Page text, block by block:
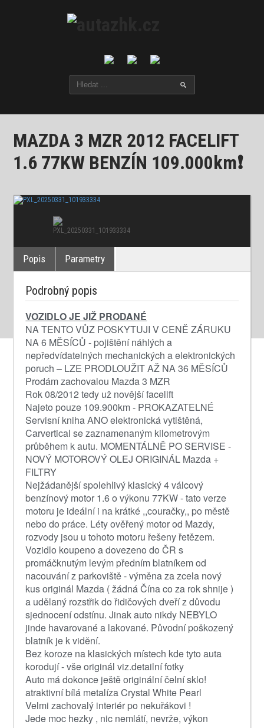
MAZDA 3 MZR 2012 FACELIFT
1.6 77KW BENZÍN 109.000km❗
Popis Parametry
Podrobný popis
VOZIDLO JE JIŽ PRODANÉ
NA TENTO VŮZ POSKYTUJI V CENĚ ZÁRUKU
NA 6 MĚSÍCŮ - pojištění náhlých a
nepředvídatelných mechanických a elektronických
poruch – LZE PRODLOUŽIT AŽ NA 36 MĚSÍCŮ
Prodám zachovalou Mazda 3 MZR
Rok 08/2012 tedy už novější facelift
Najeto pouze 109.900km - PROKAZATELNÉ
Servisní kniha ANO elektronická vytištěná,
Carvertical se zaznamenaným kilometrovým
průběhem k autu. MOMENTÁLNĚ PO SERVISE -
NOVÝ MOTOROVÝ OLEJ ORIGINÁL Mazda +
FILTRY
Nejžádanější spolehlivý klasický 4 válcový
benzínový motor 1.6 o výkonu 77KW - tato verze
motoru je ideální i na krátké ,,couračky,, po městě
nebo do práce. Léty ověřený motor od Mazdy,
rozvody jsou u tohoto motoru řešeny řetězem.
Vozidlo koupeno a dovezeno do ČR s
promáčknutým levým předním blatníkem od
nacouvání z parkoviště - výměna za zcela nový
kus originál Mazda ( žádná Čína co za rok shnije )
a udělaný rozstřik do řidičových dveří z důvodu
sjednocení odstínu. Jinak auto nikdy NEBYLO
jinde havarované a lakované. Původní poškozený
blatník je k vidění.
Bez koroze na klasických místech kde tyto auta
korodují - vše originál viz.detailní fotky
Auto má dokonce ještě originální čelní sklo!
atraktivní bílá metalíza Crystal White Pearl
Velmi zachovalý interiér po nekuřákovi !
Jede moc hezky , nic nemlátí, nevrže, výkon